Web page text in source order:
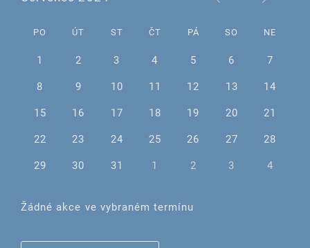
PO ÚT ST ČT PÁ SO NE
1 2 3 4 5 6
7
8
9 10 11 12 13
14
15
16 17 18 19 20
21
22
23 24 25 26 27
28
29
30 31 1 2 3 4
Žádné akce ve vybraném termínu